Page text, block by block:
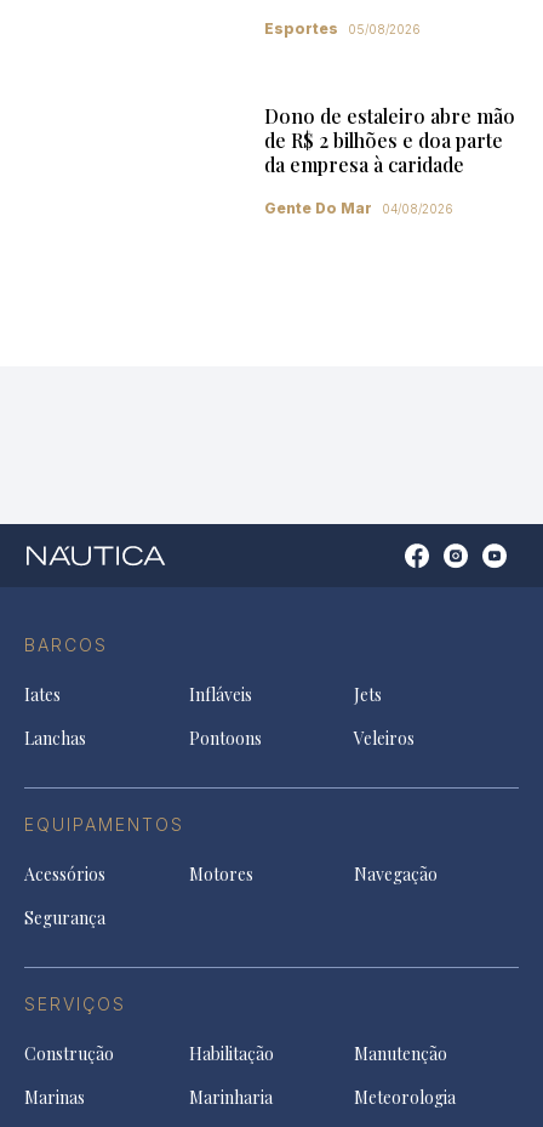
Esportes 05/08/2026
Dono de estaleiro abre mão
de R$ 2 bilhões e doa parte
da empresa à caridade
Gente Do Mar 04/08/2026
BARCOS
Iates Infláveis
Jets
Lanchas
Pontoons Veleiros
EQUIPAMENTOS
Acessórios Motores
Navegação
Segurança
SERVIÇOS
Construção Habilitação
Manutenção
Marinas
Marinharia
Meteorologia
OpenOpenOpen